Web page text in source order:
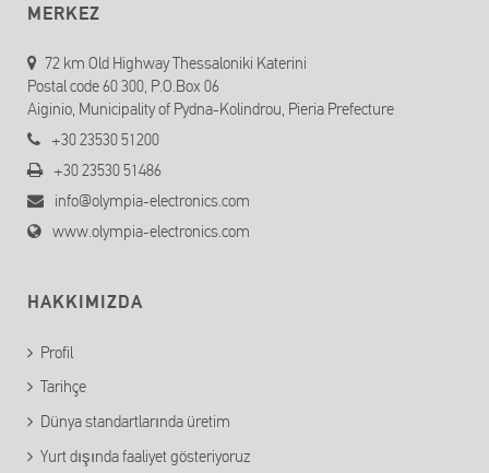
MERKEZ
72 km Old Highway Thessaloniki Katerini
Postal code 60 300, P.O.Box 06
Aiginio, Municipality of Pydna-Kolindrou, Pieria Prefecture
+30 23530 51200
+30 23530 51486
info@olympia-electronics.com
www.olympia-electronics.com
HAKKIMIZDA
Profil
Tarihçe
Dünya standartlarında üretim
Yurt dışında faaliyet gösteriyoruz